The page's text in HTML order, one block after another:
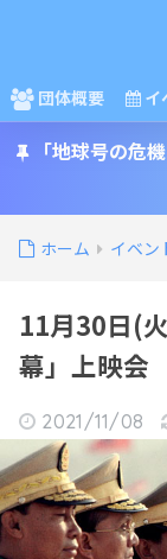
団体概要 イ
「地球号の危機
ホーム イベン
11月30日(
幕」上映会
2021/11/08